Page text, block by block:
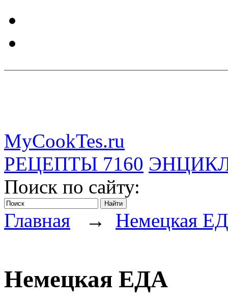
MyCookTes.ru
РЕЦЕПТЫ 7160
Поиск по сайту:
Главная → Немецкая
Немецкая ЕДА